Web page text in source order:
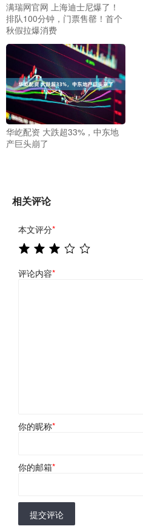
满瑞网官网 上海迪士尼爆了！
排队100分钟，门票售罄！首个
秋假拉爆消费
华屹配资 大跌超33%，中东地
产巨头崩了
相关评论
本文评分*
评论内容*
你的昵称*
你的邮箱*
提交评论